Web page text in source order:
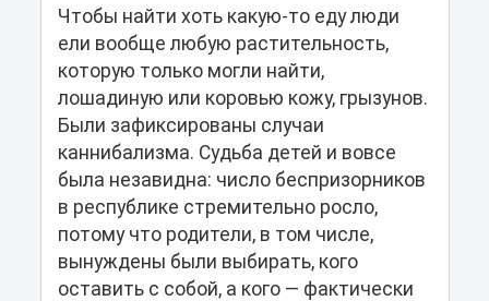
Чтобы найти хоть какую-то еду люди
ели вообще любую растительность,
которую только могли найти,
лошадиную или коровью кожу, грызунов.
Были зафиксированы случаи
каннибализма. Судьба детей и вовсе
была незавидна: число беспризорников
в республике стремительно росло,
потому что родители, в том числе,
вынуждены были выбирать, кого
оставить с собой, а кого — фактически